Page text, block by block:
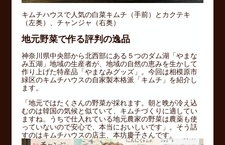
キムチハウスで人気の白菜キムチ（手前）とカクテキ
（左奥）、チャンジャ（右奥）
地元野菜で作る評判の逸品
神奈川県中央部から北西部にある５つのダム湖「やまな
み五湖」地域の生産者が、地域の自然の恵みを生かして
作り上げた特産品「やまなみグッズ」。今回は相模原市
緑区のキムチハウスの自家製本格派「キムチ」を紹介し
ます。
「地元ではたくさんの野菜が採れます。朝と晩が冷え込
むのは韓国の気候と似ていて、キムチづくりに適してい
ますね。うちで仕入れている地元農家の野菜は農薬も使
っていないので安心で、本当においしいです」。そう話
すのはキムチハウスの店主、本坊慶子さんです。